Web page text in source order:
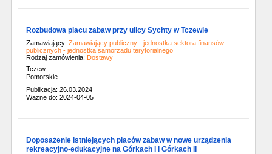
Rozbudowa placu zabaw przy ulicy Sychty w Tczewie
Zamawiający: Zamawiający publiczny - jednostka sektora finansów
publicznych - jednostka samorządu terytorialnego
Rodzaj zamówienia: Dostawy
Tczew
Pomorskie
Publikacja: 26.03.2024
Ważne do: 2024-04-05
Doposażenie istniejących placów zabaw w nowe urządzenia
rekreacyjno-edukacyjne na Górkach I i Górkach II